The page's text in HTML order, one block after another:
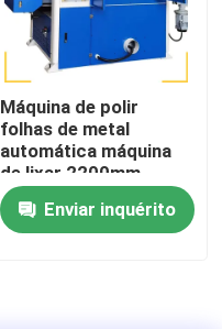
Máquina de polir
folhas de metal
automática máquina
de lixar 2200mm
Enviar inquérito